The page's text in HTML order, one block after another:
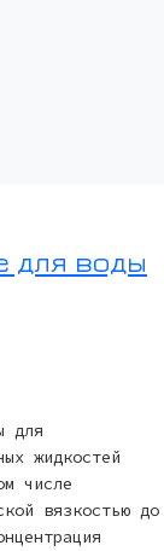
для воды
для
жидкостей
числе
вязкостью до